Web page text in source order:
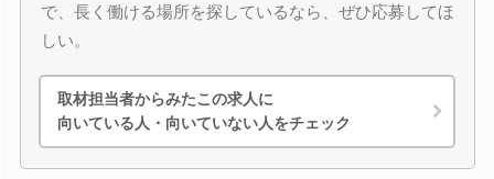
で、長く働ける場所を探しているなら、ぜひ応募してほ
しい。
取材担当者からみたこの求人に
向いている人・向いていない人をチェック